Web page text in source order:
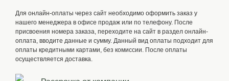
Для онлайн-оплаты через сайт необходимо оформить заказ у
нашего менеджера в офисе продаж или по телефону. После
присвоения номера заказа, переходите на сайт в раздел онлайн-
оплата, вводите данные и сумму. Данный вид оплаты подходит для
оплаты кредитными картами, без комиссии. После оплаты
осуществляется доставка.